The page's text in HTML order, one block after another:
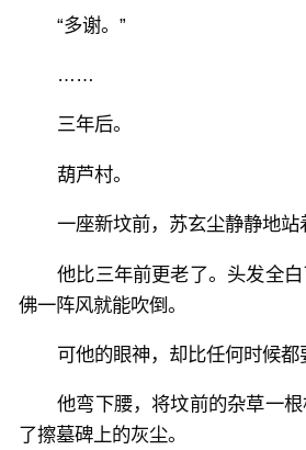
“多谢。”
……
三年后。
葫芦村。
一座新坟前，苏玄尘静静地站
他比三年前更老了。头发全
佛一阵风就能吹倒。
可他的眼神，却比任何时候都
他弯下腰，将坟前的杂草一
了擦墓碑上的灰尘。